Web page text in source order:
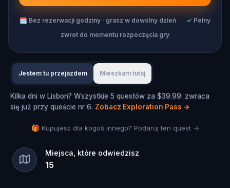
🗓 Bez rezerwacji godziny · grasz w dowolny dzień · ✓ Pełny
zwrot do momentu rozpoczęcia gry
Jestem tu przejazdem Mieszkam tutaj
Kilka dni w Lisbon? Wszystkie 5 questów za $39.99: zwraca
się już przy queście nr 6. Zobacz Exploration Pass →
🎁 Kupujesz dla kogoś innego? Podaruj ten quest →
Miejsca, które odwiedzisz
15